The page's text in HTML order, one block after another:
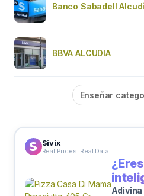
Banco Sabadell
BBVA ALCUDIA
Enseñar
Sivix
Real Prices. Real Data